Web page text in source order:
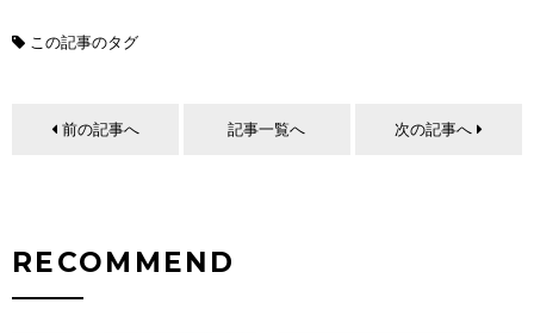
この記事のタグ
前の記事へ 記事一覧へ 次の記事へ
RECOMMEND